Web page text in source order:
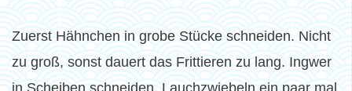
Zuerst Hähnchen in grobe Stücke schneiden. Nicht
zu groß, sonst dauert das Frittieren zu lang. Ingwer
in Scheiben schneiden. Lauchzwiebeln ein paar mal